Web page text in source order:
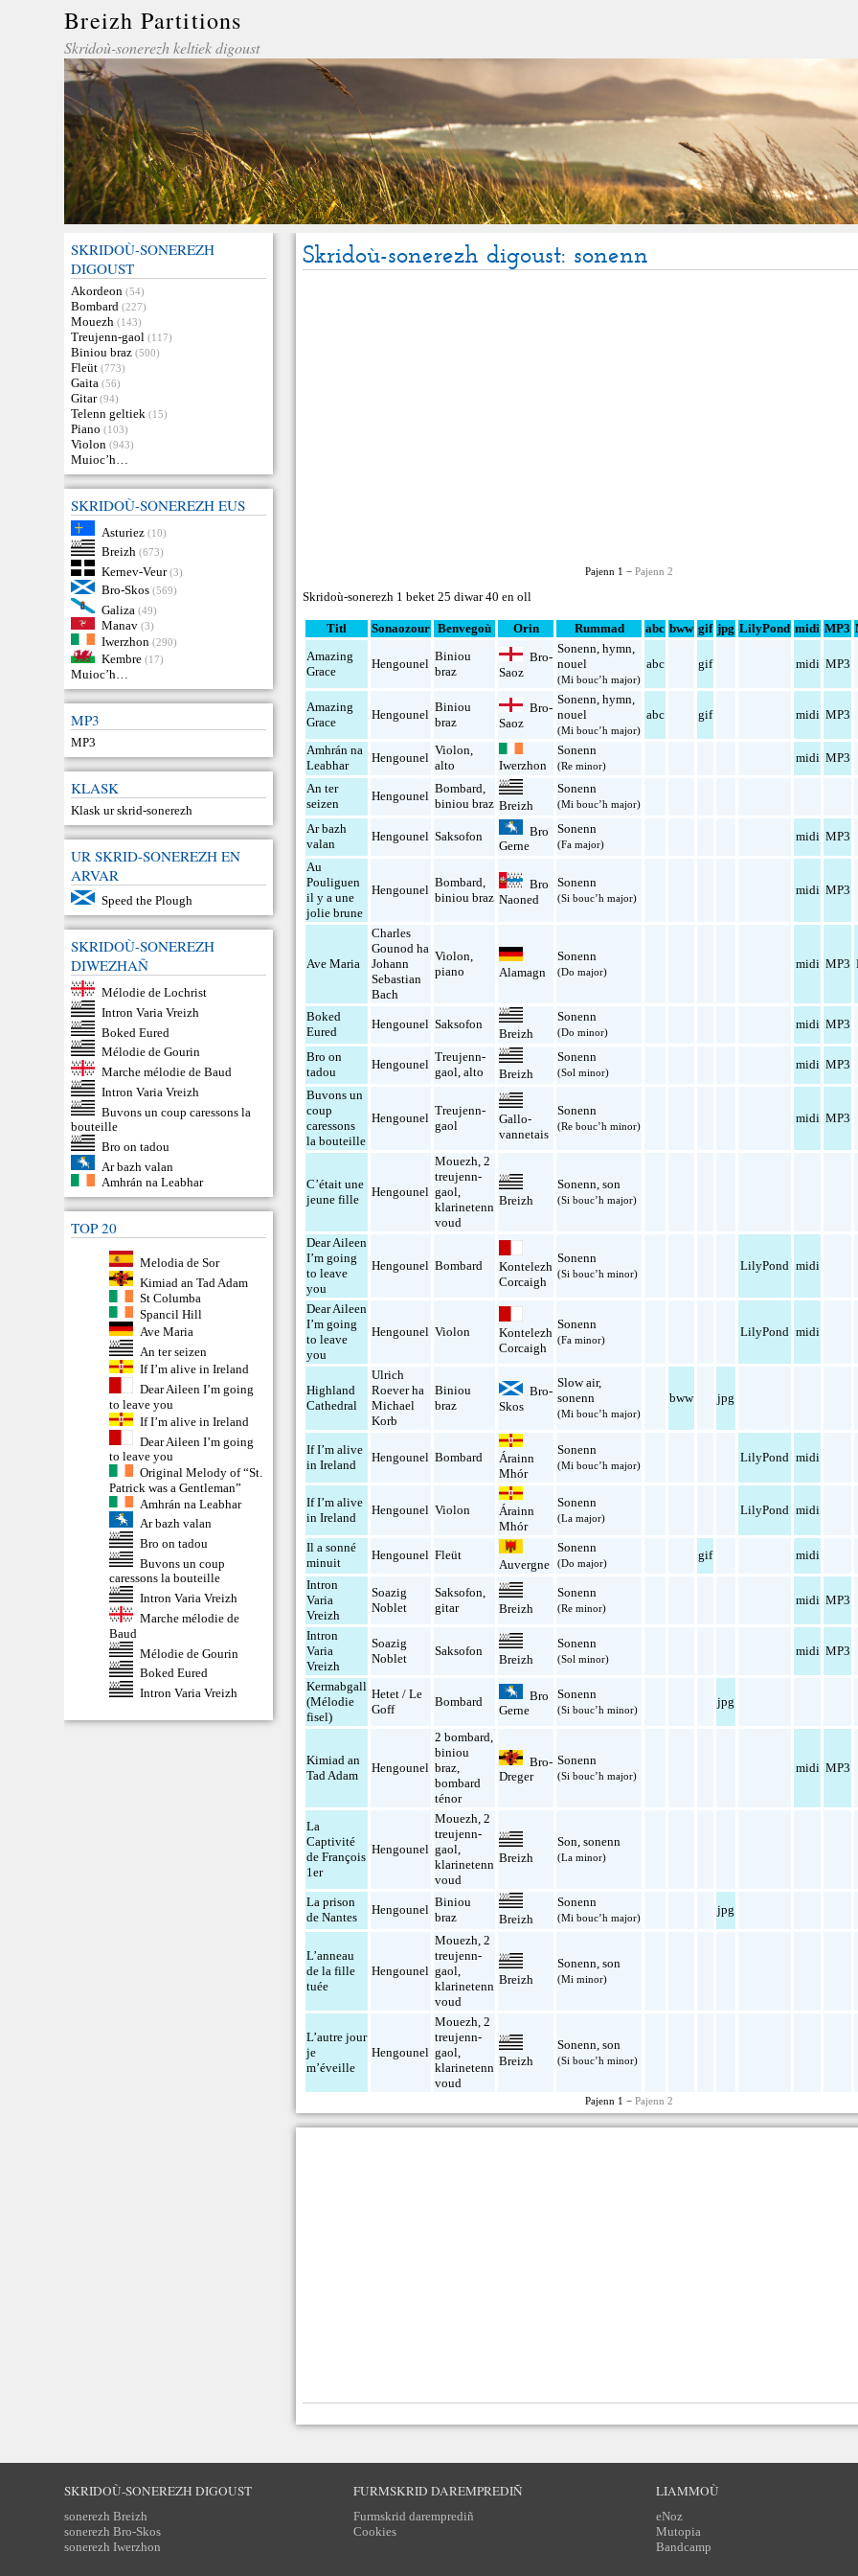
Breizh Partitions
Skridoù-sonerezh keltiek digoust
SKRIDOÙ-SONEREZH
DIGOUST
Akordeon (54)
Bombard (227)
Mouezh (143)
Treujenn-gaol (117)
Biniou braz (500)
Fleüt (773)
Gaita (56)
Gitar (94)
Telenn geltiek (15)
Piano (103)
Violon (943)
Muioc’h…
SKRIDOÙ-SONEREZH EUS
Asturiez (10)
Breizh (673)
Kernev-Veur (3)
Bro-Skos (569)
Galiza (49)
Manav (3)
Iwerzhon (290)
Kembre (17)
Muioc’h…
MP3
MP3
KLASK
Klask ur skrid-sonerezh
UR SKRID-SONEREZH EN
ARVAR
Speed the Plough
SKRIDOÙ-SONEREZH
DIWEZHAÑ
Mélodie de Lochrist
Intron Varia Vreizh
Boked Eured
Mélodie de Gourin
Marche mélodie de Baud
Intron Varia Vreizh
Buvons un coup caressons la
bouteille
Bro on tadou
Ar bazh valan
Amhrán na Leabhar
TOP 20
Melodia de Sor
Kimiad an Tad Adam
St Columba
Spancil Hill
Ave Maria
An ter seizen
If I’m alive in Ireland
Dear Aileen I’m going
to leave you
If I’m alive in Ireland
Dear Aileen I’m going
to leave you
Original Melody of “St.
Patrick was a Gentleman”
Amhrán na Leabhar
Ar bazh valan
Bro on tadou
Buvons un coup
caressons la bouteille
Intron Varia Vreizh
Marche mélodie de
Baud
Mélodie de Gourin
Boked Eured
Intron Varia Vreizh
Skridoù-sonerezh digoust: sonenn
Pajenn 1 −Pajenn 2
Skridoù-sonerezh 1 beket 25 diwar 40 en oll
Titl Sonaozour Benvegoù Orin Rummad abc bww gif jpg LilyPond midi MP3
Amazing
Grace
Hengounel
Biniou
braz
Bro-
Saoz
Sonenn ,hymn
nouel
(Mi bouc’h major)
abc gif midi MP3
Amazing
Grace
Hengounel
Biniou
braz
Bro-
Saoz
Sonenn ,hymn
nouel
(Mi bouc’h major)
abc gif midi MP3
Amhrán na
Leabhar
Hengounel
Violon
alto
Iwerzhon
Sonenn
(Re minor)
midi MP3
An ter
seizen
Hengounel
Bombard
biniou braz Breizh
Sonenn
(Mi bouc’h major)
Ar bazh
valan
Hengounel Saksofon
Bro
Gerne
Sonenn
(Fa major)
midi MP3
Au
Pouliguen
il y a une
jolie brune
Hengounel
Bombard
biniou braz
Bro
Naoned
Sonenn
(Si bouc’h major)
midi MP3
Ave Maria
Charles
Gounod ha
Johann
Sebastian
Bach
Violon
piano
Alamagn
Sonenn
(Do major)
midi MP3
Boked
Eured
Hengounel Saksofon
Breizh
Sonenn
(Do minor)
midi MP3
Bro on
tadou
Hengounel
Treujenn-
gaol ,alto Breizh
Sonenn
(Sol minor)
midi MP3
Buvons un
coup
caressons
la bouteille
Hengounel
Treujenn-
gaol
Gallo-
vannetais
Sonenn
(Re bouc’h minor)
midi MP3
C’était une
jeune fille
Hengounel
Mouezh ,2
treujenn-
gaol
klarinetenn
voud
Breizh
Sonenn ,son
(Si bouc’h major)
Dear Aileen
I’m going
to leave
you
Hengounel Bombard
Kontelezh
Corcaigh
Sonenn
(Si bouc’h minor)
LilyPond midi
Dear Aileen
I’m going
to leave
you
Hengounel Violon
Kontelezh
Corcaigh
Sonenn
(Fa minor)
LilyPond midi
Highland
Cathedral
Ulrich
Roever ha
Michael
Korb
Biniou
braz
Bro-
Skos
Slow air,
sonenn
(Mi bouc’h major)
bww jpg
If I’m alive
in Ireland
Hengounel Bombard
Árainn
Mhór
Sonenn
(Mi bouc’h major)
LilyPond midi
If I’m alive
in Ireland
Hengounel Violon
Árainn
Mhór
Sonenn
(La major)
LilyPond midi
Il a sonné
minuit
Hengounel Fleüt
Auvergne
Sonenn
(Do major)
gif midi
Intron
Varia
Vreizh
Soazig
Noblet
Saksofon
gitar
Breizh
Sonenn
(Re minor)
midi MP3
Intron
Varia
Vreizh
Soazig
Noblet
Saksofon
Breizh
Sonenn
(Sol minor)
midi MP3
Kermabgall
(Mélodie
fisel)
Hetet / Le
Goff
Bombard
Bro
Gerne
Sonenn
(Si bouc’h minor)
jpg
Kimiad an
Tad Adam
Hengounel
2 bombard
biniou
braz
bombard
ténor
Bro-
Dreger
Sonenn
(Si bouc’h major)
midi MP3
La
Captivité
de François
1er
Hengounel
Mouezh ,2
treujenn-
gaol
klarinetenn
voud
Breizh
Son ,sonenn
(La minor)
La prison
de Nantes
Hengounel
Biniou
braz
Breizh
Sonenn
(Mi bouc’h major)
jpg
L’anneau
de la fille
tuée
Hengounel
Mouezh ,2
treujenn-
gaol
klarinetenn
voud
Breizh
Sonenn ,son
(Mi minor)
L’autre jour
je
m’éveille
Hengounel
Mouezh ,2
treujenn-
gaol
klarinetenn
voud
Breizh
Sonenn ,son
(Si bouc’h minor)
Pajenn 1 −Pajenn 2
SKRIDOÙ-SONEREZH DIGOUST
sonerezh Breizh
sonerezh Bro-Skos
sonerezh Iwerzhon
FURMSKRID DAREMPREDIÑ
Furmskrid daremprediñ
Cookies
LIAMMOÙ
eNoz
Mutopia
Bandcamp